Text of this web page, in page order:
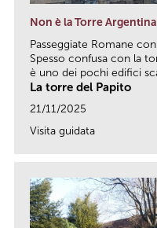
Non è la Torre
Passeggiate Romane con
Spesso confusa con la
è uno dei pochi edifici
La torre del Papito
21/11/2025
Visita guidata